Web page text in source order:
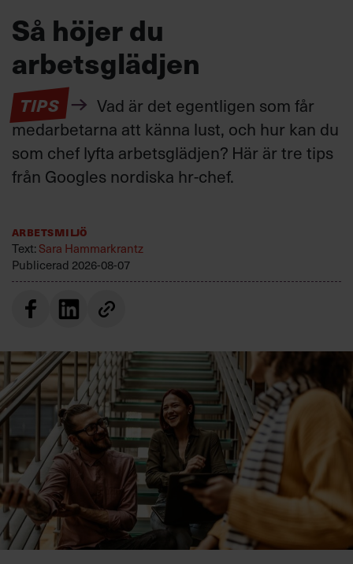
Så höjer du
arbetsglädjen
TIPS
Vad är det egentligen som får
medarbetarna att känna lust, och hur kan du
som chef lyfta arbetsglädjen? Här är tre tips
från Googles nordiska hr-chef.
Arbetsmiljö
Text:Sara Hammarkrantz
Publicerad 2026-08-07